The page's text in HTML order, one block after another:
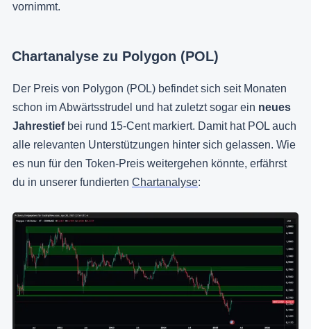
vornimmt.
Chartanalyse zu Polygon (POL)
Der Preis von Polygon (POL) befindet sich seit Monaten
schon im Abwärtsstrudel und hat zuletzt sogar ein neues
Jahrestief bei rund 15-Cent markiert. Damit hat POL auch
alle relevanten Unterstützungen hinter sich gelassen. Wie
es nun für den Token-Preis weitergehen könnte, erfährst
du in unserer fundierten Chartanalyse: